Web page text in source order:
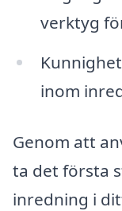
verktyg
inom
Genom att
ta det första
inredning i